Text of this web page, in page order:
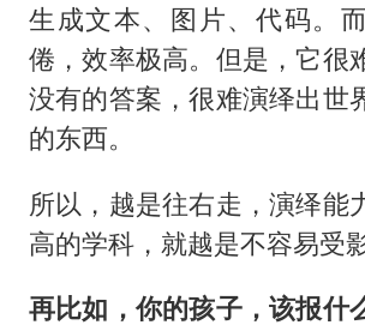
生成文本、图片、代码。
倦，效率极高。但是，它很
没有的答案，很难演绎出世
的东西。
所以，越是往右走，演绎能
高的学科，就越是不容易受影
再比如，你的孩子，该报什